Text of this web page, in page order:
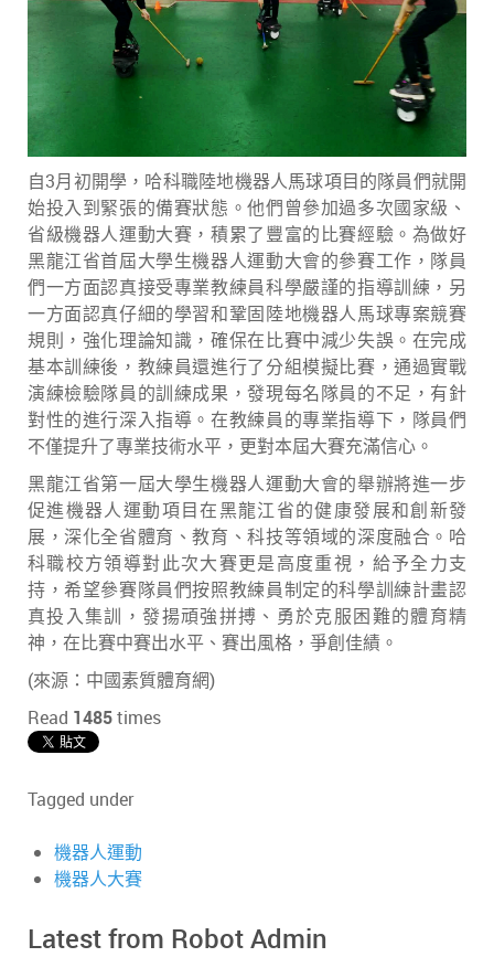
自3月初開學，哈科職陸地機器人馬球項目的隊員們就開
始投入到緊張的備賽狀態。他們曾參加過多次國家級、
省級機器人運動大賽，積累了豐富的比賽經驗。為做好
黑龍江省首屆大學生機器人運動大會的參賽工作，隊員
們一方面認真接受專業教練員科學嚴謹的指導訓練，另
一方面認真仔細的學習和鞏固陸地機器人馬球專案競賽
規則，強化理論知識，確保在比賽中減少失誤。在完成
基本訓練後，教練員還進行了分組模擬比賽，通過實戰
演練檢驗隊員的訓練成果，發現每名隊員的不足，有針
對性的進行深入指導。在教練員的專業指導下，隊員們
不僅提升了專業技術水平，更對本屆大賽充滿信心。
黑龍江省第一屆大學生機器人運動大會的舉辦將進一步
促進機器人運動項目在黑龍江省的健康發展和創新發
展，深化全省體育、教育、科技等領域的深度融合。哈
科職校方領導對此次大賽更是高度重視，給予全力支
持，希望參賽隊員們按照教練員制定的科學訓練計畫認
真投入集訓，發揚頑強拼搏、勇於克服困難的體育精
神，在比賽中賽出水平、賽出風格，爭創佳績。
(來源：中國素質體育網)
Read 1485times
Tagged under
機器人運動
機器人大賽
Latest from Robot Admin